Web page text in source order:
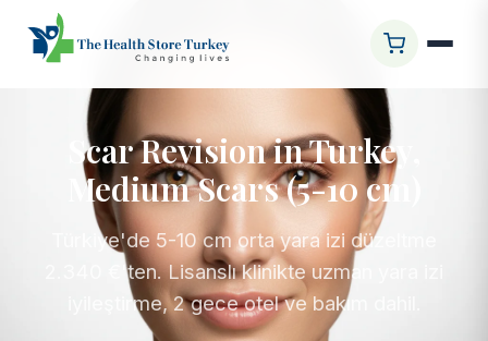
Scar Revision in Turkey,
Medium Scars (5-10 cm)
Türkiye'de 5-10 cm orta yara izi düzeltme
2.340 €'ten. Lisanslı klinikte uzman yara izi
iyileştirme, 2 gece otel ve bakım dahil.